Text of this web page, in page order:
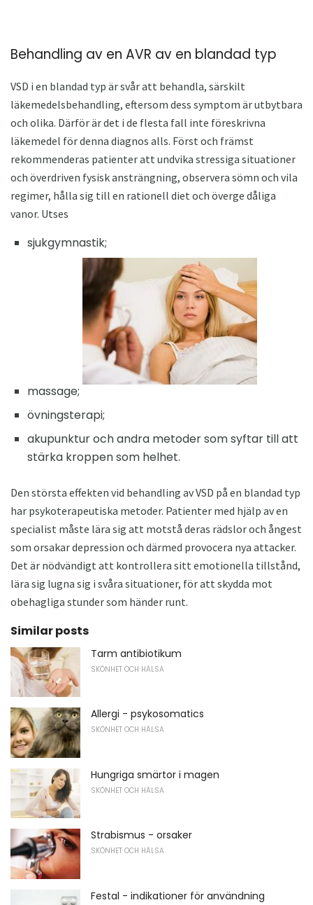
Behandling av en AVR av en blandad typ
VSD i en blandad typ är svår att behandla, särskilt
läkemedelsbehandling, eftersom dess symptom är utbytbara
och olika. Därför är det i de flesta fall inte föreskrivna
läkemedel för denna diagnos alls. Först och främst
rekommenderas patienter att undvika stressiga situationer
och överdriven fysisk ansträngning, observera sömn och vila
regimer, hålla sig till en rationell diet och överge dåliga
vanor. Utses
sjukgymnastik;
massage;
övningsterapi;
akupunktur och andra metoder som syftar till att
stärka kroppen som helhet.
Den största effekten vid behandling av VSD på en blandad typ
har psykoterapeutiska metoder. Patienter med hjälp av en
specialist måste lära sig att motstå deras rädslor och ångest
som orsakar depression och därmed provocera nya attacker.
Det är nödvändigt att kontrollera sitt emotionella tillstånd,
lära sig lugna sig i svåra situationer, för att skydda mot
obehagliga stunder som händer runt.
Similar posts
Tarm antibiotikum
SKÖNHET OCH HÄLSA
Allergi - psykosomatics
SKÖNHET OCH HÄLSA
Hungriga smärtor i magen
SKÖNHET OCH HÄLSA
Strabismus - orsaker
SKÖNHET OCH HÄLSA
Festal - indikationer för användning